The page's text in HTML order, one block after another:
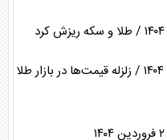
قیمت جدید طلا و سکه ۵ خرداد ماه ۱۴۰۴ / زلزله قیمت‌ها در بازار طلا